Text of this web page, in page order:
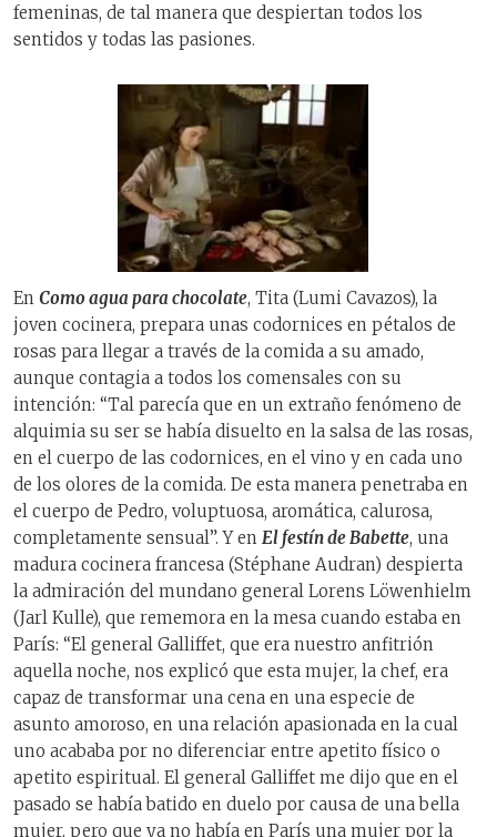
femeninas, de tal manera que despiertan todos los
sentidos y todas las pasiones.
En Como agua para chocolate, Tita (Lumi Cavazos), la
joven cocinera, prepara unas codornices en pétalos de
rosas para llegar a través de la comida a su amado,
aunque contagia a todos los comensales con su
intención: “Tal parecía que en un extraño fenómeno de
alquimia su ser se había disuelto en la salsa de las rosas,
en el cuerpo de las codornices, en el vino y en cada uno
de los olores de la comida. De esta manera penetraba en
el cuerpo de Pedro, voluptuosa, aromática, calurosa,
completamente sensual”. Y en El festín de Babette, una
madura cocinera francesa (Stéphane Audran) despierta
la admiración del mundano general Lorens Löwenhielm
(Jarl Kulle), que rememora en la mesa cuando estaba en
París: “El general Galliffet, que era nuestro anfitrión
aquella noche, nos explicó que esta mujer, la chef, era
capaz de transformar una cena en una especie de
asunto amoroso, en una relación apasionada en la cual
uno acababa por no diferenciar entre apetito físico o
apetito espiritual. El general Galliffet me dijo que en el
pasado se había batido en duelo por causa de una bella
mujer, pero que ya no había en París una mujer por la